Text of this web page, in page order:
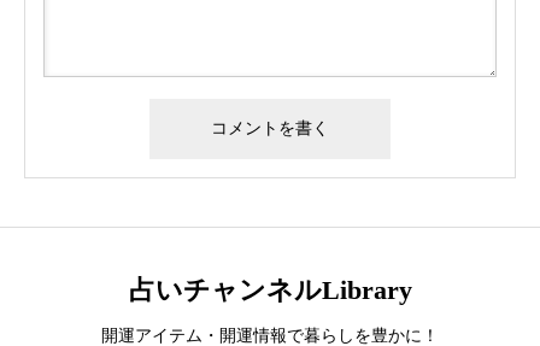
占いチャンネルLibrary
開運アイテム・開運情報で暮らしを豊かに！